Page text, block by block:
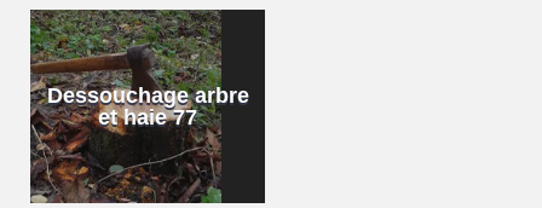
Dessouchage arbre
et haie 77